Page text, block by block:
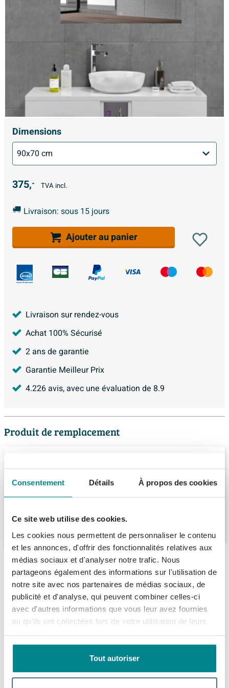
Consentement Détails À propos des cookies
Ce site web utilise des cookies.
Les cookies nous permettent de personnaliser le contenu
et les annonces, d'offrir des fonctionnalités relatives aux
médias sociaux et d'analyser notre trafic. Nous
partageons également des informations sur l'utilisation de
notre site avec nos partenaires de médias sociaux, de
publicité et d'analyse, qui peuvent combiner celles-ci
avec d'autres informations que vous leur avez fournies
ou qu'ils ont collectées lors de votre utilisation de leurs
services.
Tout autoriser
Dimensions
375,- TVA incl.
Livraison: sous 15 jours
Ajouter au panier
Livraison sur rendez-vous
Achat 100% Sécurisé
2 ans de garantie
Garantie Meilleur Prix
4.226avis, avec une évaluation de 8.9
Produit de remplacement
100x70cm - barre d'éclairage - éclairage
indirect sans points lumineux tout autour -
capteur tactile - variation continue -
température de couleur réglable -
Livraison:1 - 2 semaines
445,-
Description
HR Badmeubelen Sence miroir 90x70cm LED
dimmable avec chauffage
Ce miroir de salle de bains moderne est un choix parfait
si vous êtes à la recherche de confort supplémentaire
et d'ambiance dans votre salle de bains. Grâce à
l'éclairage LED intégré et dimmable, vous créez
facilement exactement la lumière que vous trouvez
Spécifications
Numéro d'article
SW997269
Numéro de fournisseur
75820087
Marque
HR Badmeubelen
Informations de commande et de livraison
Livraison
Dans votre panier, vous pouvez voir la date de livraison
prévue du total de la commande. Vous pouvez choisir
Recommandations produits